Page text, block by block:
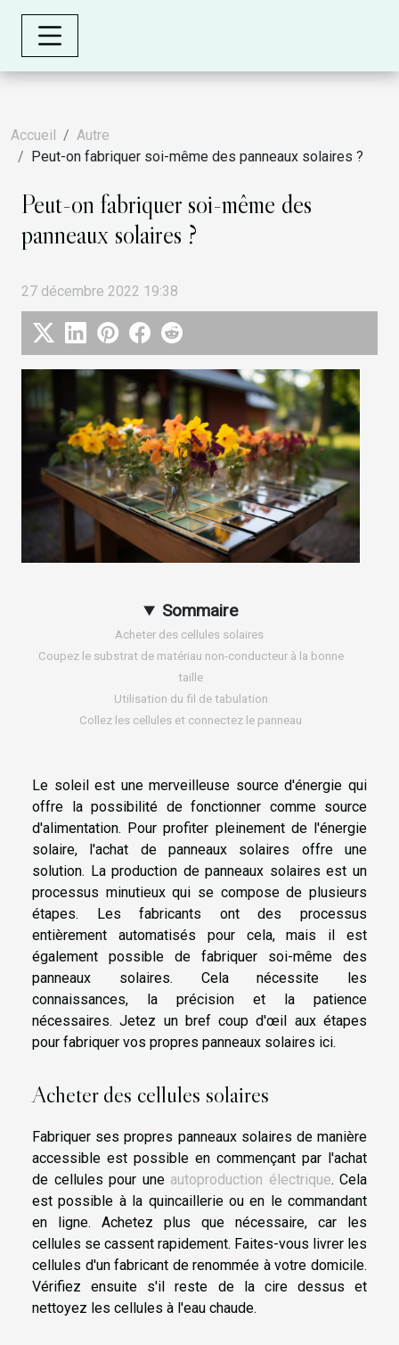
Accueil
Autre
Peut-on fabriquer soi-même des panneaux solaires ?
Peut-on fabriquer soi-même des
panneaux solaires ?
27 décembre 2022 19:38
Sommaire
Acheter des cellules solaires
Coupez le substrat de matériau non-conducteur à la bonne
taille
Utilisation du fil de tabulation
Collez les cellules et connectez le panneau
Le soleil est une merveilleuse source d'énergie qui
offre la possibilité de fonctionner comme source
d'alimentation. Pour profiter pleinement de l'énergie
solaire, l'achat de panneaux solaires offre une
solution. La production de panneaux solaires est un
processus minutieux qui se compose de plusieurs
étapes. Les fabricants ont des processus
entièrement automatisés pour cela, mais il est
également possible de fabriquer soi-même des
panneaux solaires. Cela nécessite les
connaissances, la précision et la patience
nécessaires. Jetez un bref coup d'œil aux étapes
pour fabriquer vos propres panneaux solaires ici.
Acheter des cellules solaires
Fabriquer ses propres panneaux solaires de manière
accessible est possible en commençant par l'achat
de cellules pour une autoproduction électrique. Cela
est possible à la quincaillerie ou en le commandant
en ligne. Achetez plus que nécessaire, car les
cellules se cassent rapidement. Faites-vous livrer les
cellules d'un fabricant de renommée à votre domicile.
Vérifiez ensuite s'il reste de la cire dessus et
nettoyez les cellules à l'eau chaude.